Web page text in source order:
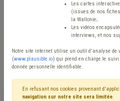
Filtrer cette requête
Les cartes
(issues de nos
la Wallonie;
Les vidéos
interviews, et nos
Notre site internet utilise un outil d'analyse de
(www.plausible.io) qui prend en charge le
donnée personnelle identifiable.
En refusant nos cookies provenant
navigation sur notre site sera limitée.